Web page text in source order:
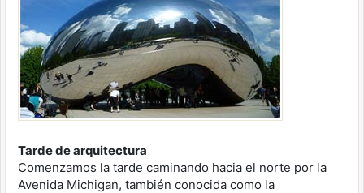
Tarde de arquitectura
Comenzamos la tarde caminando hacia el norte por la
Avenida Michigan, también conocida como la